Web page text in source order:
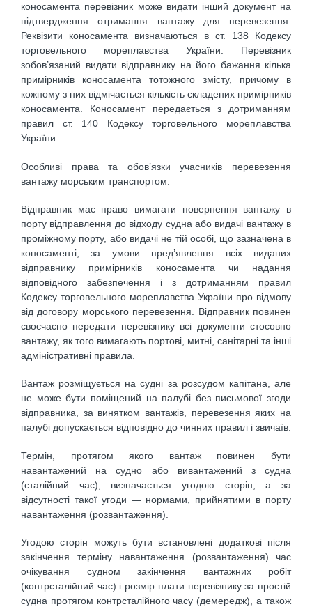
коносамента перевізник може видати інший документ на
підтвердження отримання вантажу для перевезення.
Реквізити коносамента визначаються в ст. 138 Кодексу
торговельного мореплавства України. Перевізник
зобов’язаний видати відправнику на його бажання кілька
примірників коносамента тотожного змісту, причому в
кожному з них відмічається кількість складених примірників
коносамента. Коносамент передається з дотриманням
правил ст. 140 Кодексу торговельного мореплавства
України.
Особливі права та обов’язки учасників перевезення
вантажу морським транспортом:
Відправник має право вимагати повернення вантажу в
порту відправлення до відходу судна або видачі вантажу в
проміжному порту, або видачі не тій особі, що зазначена в
коносаменті, за умови пред’явлення всіх виданих
відправнику примірників коносамента чи надання
відповідного забезпечення і з дотриманням правил
Кодексу торговельного мореплавства України про відмову
від договору морського перевезення. Відправник повинен
своєчасно передати перевізнику всі документи стосовно
вантажу, як того вимагають портові, митні, санітарні та інші
адміністратив­ні правила.
Вантаж розміщується на судні за розсудом капітана, але
не може бути поміщений на палубі без письмової згоди
відправника, за винятком вантажів, перевезення яких на
палубі допускається відповідно до чинних правил і звичаїв.
Термін, протягом якого вантаж повинен бути
навантажений на судно або вивантажений з судна
(сталійний час), визначається угодою сторін, а за
відсутності такої угоди — нормами, прийнятими в порту
навантаження (розвантаження).
Угодою сторін можуть бути встановлені додаткові після
закінчення терміну навантаження (розвантаження) час
очікування судном закінчення вантажних робіт
(контрсталійний час) і розмір плати перевізнику за простій
судна протягом контрсталійного часу (демередж), а також